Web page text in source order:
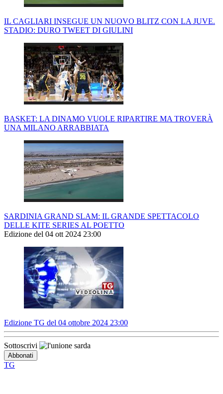
IL CAGLIARI INSEGUE UN NUOVO BLITZ CON LA JUVE.
STADIO: DURO TWEET DI GIULINI
BASKET: LA DINAMO VUOLE RIPARTIRE MA TROVERÀ
UNA MILANO ARRABBIATA
SARDINIA GRAND SLAM: IL GRANDE SPETTACOLO
DELLE KITE SERIES AL POETTO
Edizione del 04 ott 2024 23:00
Edizione TG del 04 ottobre 2024 23:00
Sottoscrivi
TG